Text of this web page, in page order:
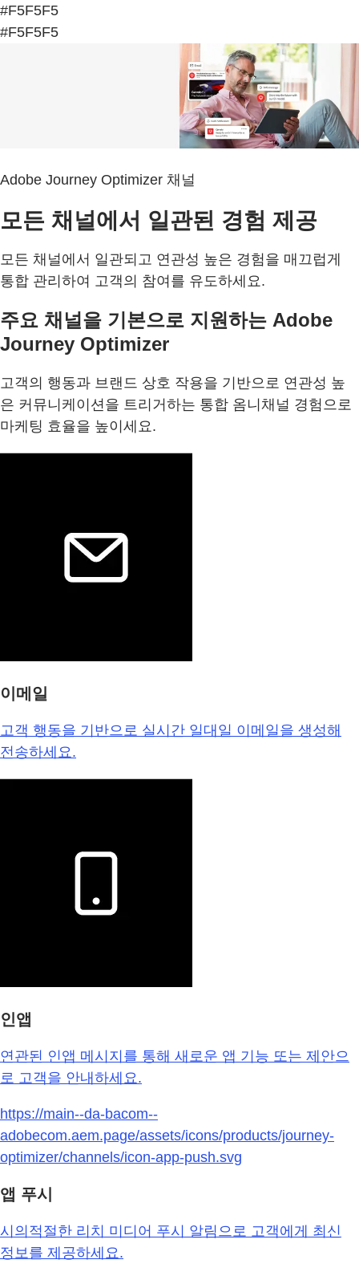
#F5F5F5
#F5F5F5
Adobe Journey Optimizer 채널
모든 채널에서 일관된 경험 제공
모든 채널에서 일관되고 연관성 높은 경험을 매끄럽게
통합 관리하여 고객의 참여를 유도하세요.
주요 채널을 기본으로 지원하는 Adobe
Journey Optimizer
고객의 행동과 브랜드 상호 작용을 기반으로 연관성 높
은 커뮤니케이션을 트리거하는 통합 옴니채널 경험으로
마케팅 효율을 높이세요.
이메일
고객 행동을 기반으로 실시간 일대일 이메일을 생성해
전송하세요.
인앱
연관된 인앱 메시지를 통해 새로운 앱 기능 또는 제안으
로 고객을 안내하세요.
https://main--da-bacom--
adobecom.aem.page/assets/icons/products/journey-
optimizer/channels/icon-app-push.svg
앱 푸시
시의적절한 리치 미디어 푸시 알림으로 고객에게 최신
정보를 제공하세요.